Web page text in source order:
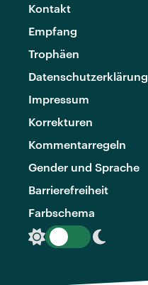
Kontakt
Empfang
Trophäen
Datenschutzerklärung
Impressum
Korrekturen
Kommentarregeln
Gender und Sprache
Barrierefreiheit
Farbschema